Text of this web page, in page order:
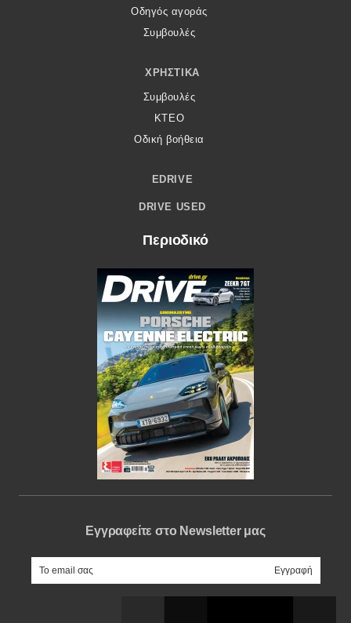
Οδηγός αγοράς
Συμβουλές
ΧΡΗΣΤΙΚΆ
Συμβουλές
ΚΤΕΟ
Οδική βοήθεια
EDRIVE
DRIVE USED
Περιοδικό
Εγγραφείτε στο Newsletter μας
e-mail